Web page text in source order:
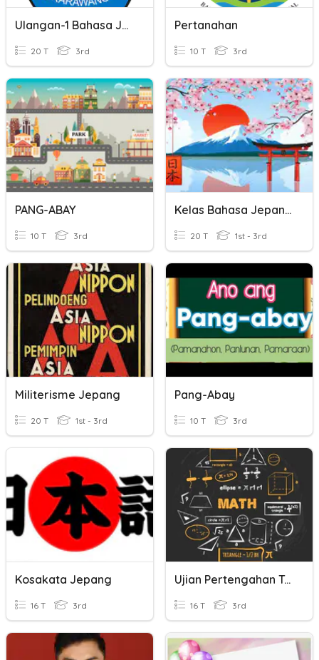
Ulangan-1 Bahasa Jepang
20 T 3rd
Pertanahan
10 T 3rd
PANG-ABAY
10 T 3rd
Kelas Bahasa Jepang #1
20 T 1st - 3rd
Militerisme Jepang
20 T 1st - 3rd
Pang-Abay
10 T 3rd
Kosakata Jepang
16 T 3rd
Ujian Pertengahan Tahun
16 T 3rd